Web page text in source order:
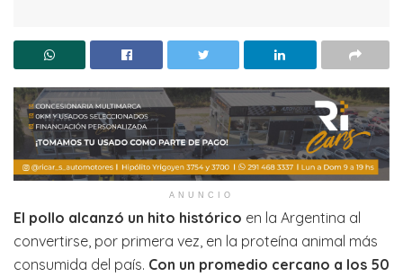
ANUNCIO
El pollo alcanzó un hito histórico en la Argentina al
convertirse, por primera vez, en la proteína animal más
consumida del país. Con un promedio cercano a los 50